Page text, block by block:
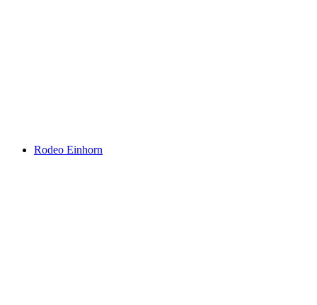
Rodeo Einhorn